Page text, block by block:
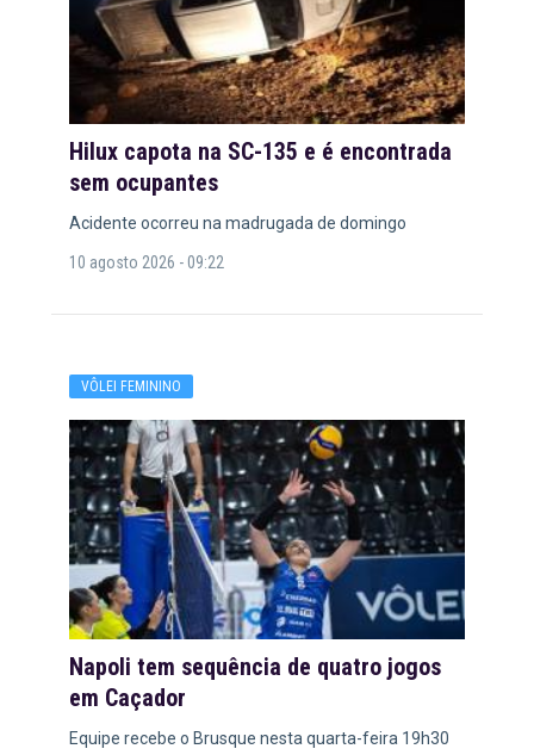
Hilux capota na SC-135 e é encontrada
sem ocupantes
Acidente ocorreu na madrugada de domingo
10 agosto 2026 - 09:22
VÔLEI FEMININO
Napoli tem sequência de quatro jogos
em Caçador
Equipe recebe o Brusque nesta quarta-feira 19h30